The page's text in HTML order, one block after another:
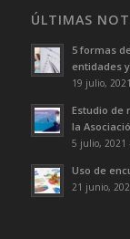
ÚLTIMAS
5 formas
entidades
19 julio,
Estudio de
la
5 julio, 2021
Uso de
21 junio,